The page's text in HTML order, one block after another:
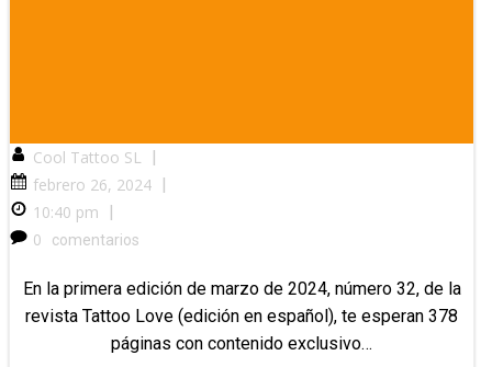
Cool Tattoo SL
|
febrero 26, 2024 |
10:40 pm
|
0
comentarios
En la primera edición de marzo de 2024, número 32, de la
revista Tattoo Love (edición en español), te esperan 378
páginas con contenido exclusivo…